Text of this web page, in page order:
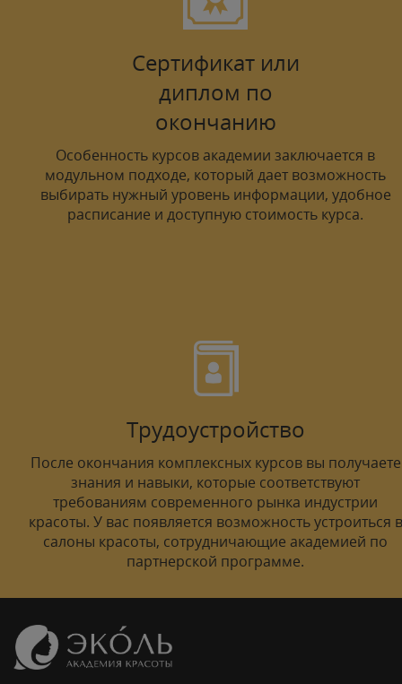
Сертификат или
диплом по
окончанию
Особенность курсов академии заключается в
модульном подходе, который дает возможность
выбирать нужный уровень информации, удобное
расписание и доступную стоимость курса.
Трудоустройство
После окончания комплексных курсов вы получаете
знания и навыки, которые соответствуют
требованиям современного рынка индустрии
красоты. У вас появляется возможность устроиться в
салоны красоты, сотрудничающие академией по
партнерской программе.